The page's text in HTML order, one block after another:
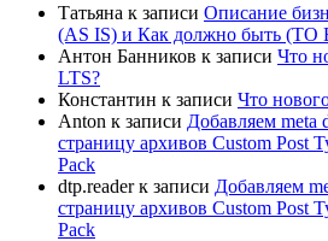
Татьяна к записи Описание
(AS IS) и Как должно быть (TO
Антон Банников к записи Что
LTS?
Константин к записи Что
Anton к записи Добавляем meta
страницу архивов Custom Post
Pack
dtp.readerк записи Добавляем
страницу архивов Custom Post
Pack